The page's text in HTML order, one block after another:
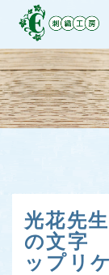
光花先
の文字
ップリ